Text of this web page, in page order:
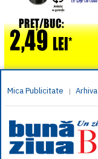
Mica Publicitate | Arhiva